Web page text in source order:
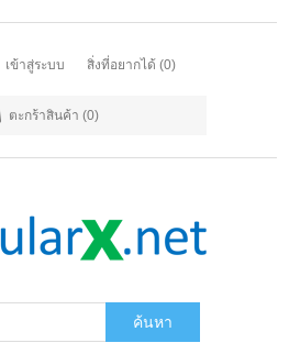
เข้าสู่ระบบ สิ่งที่อยากได้ (0)
ตะกร้าสินค้า (0)
ค้นหา